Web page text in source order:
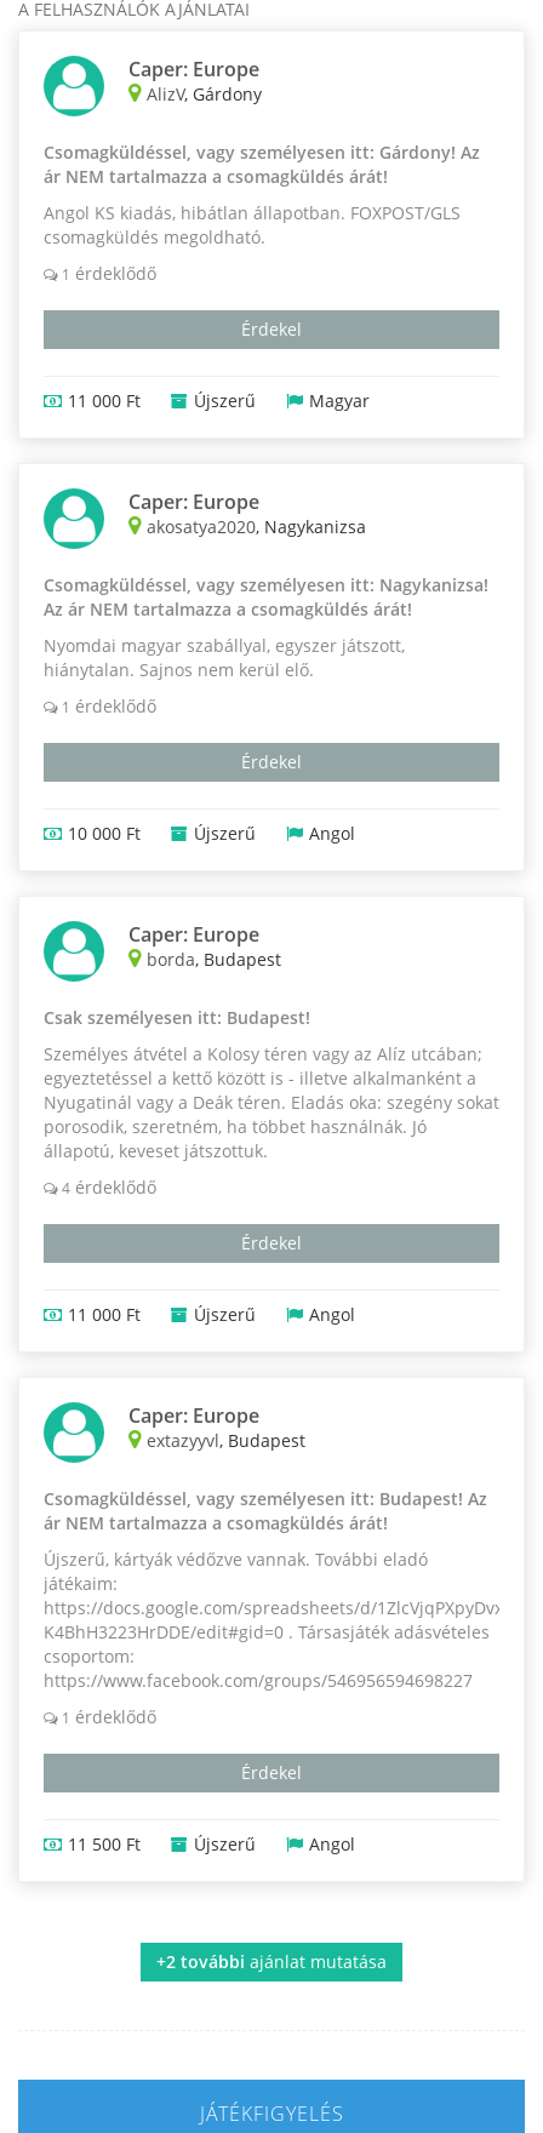
A FELHASZNÁLÓK AJÁNLATAI
Caper: Europe
AlizV, Gárdony
Csomagküldéssel, vagy személyesen itt: Gárdony! Az
ár NEM tartalmazza a csomagküldés árát!
Angol KS kiadás, hibátlan állapotban. FOXPOST/GLS
csomagküldés megoldható.
1 érdeklődő
Érdekel
11 000 Ft Újszerű Magyar
Caper: Europe
akosatya2020, Nagykanizsa
Csomagküldéssel, vagy személyesen itt: Nagykanizsa!
Az ár NEM tartalmazza a csomagküldés árát!
Nyomdai magyar szabállyal, egyszer játszott,
hiánytalan. Sajnos nem kerül elő.
1 érdeklődő
Érdekel
10 000 Ft Újszerű Angol
Caper: Europe
borda, Budapest
Csak személyesen itt: Budapest!
Személyes átvétel a Kolosy téren vagy az Alíz utcában;
egyeztetéssel a kettő között is - illetve alkalmanként a
Nyugatinál vagy a Deák téren. Eladás oka: szegény sokat
porosodik, szeretném, ha többet használnák. Jó
állapotú, keveset játszottuk.
4 érdeklődő
Érdekel
11 000 Ft Újszerű Angol
Caper: Europe
extazyyvl, Budapest
Csomagküldéssel, vagy személyesen itt: Budapest! Az
ár NEM tartalmazza a csomagküldés árát!
Újszerű, kártyák védőzve vannak. További eladó
játékaim:
https://docs.google.com/spreadsheets/d/
K4BhH3223HrDDE/edit#gid=0 . Társasjáték adásvételes
csoportom:
https://www.facebook.com/groups/546956594698227
1 érdeklődő
Érdekel
11 500 Ft Újszerű Angol
+2 további ajánlat mutatása
JÁTÉKFIGYELÉS